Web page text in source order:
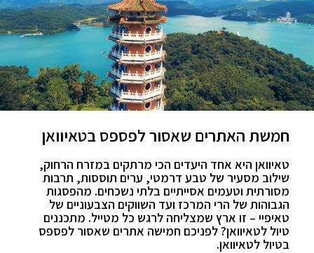
חמשת האתרים שאסור לפספס בטאיוואן
טאיוואן היא אחד היעדים הכי מרתקים במזרח הרחוק,
שילוב מסעיר של טבע דרמטי, ערים תוססות, תרבות
מסורתית וטעמים אסייתיים בלתי נשכחים. מהפסגות
הגבוהות של הרי המרכז ועד השווקים הצבעוניים של
טאיפיי – זו ארץ שמצליחה לרגש כל מטייל. מתכננים
טיול לטאיוואן? לפניכם חמישה אתרים שאסור לפספס
בטיול לטאיוואן.